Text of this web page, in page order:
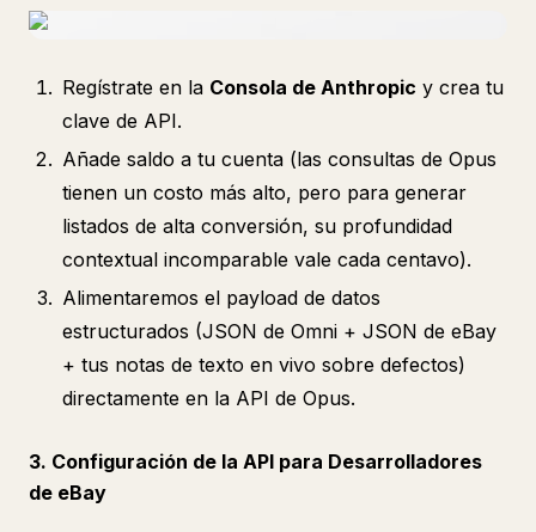
Regístrate en la Consola de Anthropic y crea tu
clave de API.
Añade saldo a tu cuenta (las consultas de Opus
tienen un costo más alto, pero para generar
listados de alta conversión, su profundidad
contextual incomparable vale cada centavo).
Alimentaremos el payload de datos
estructurados (JSON de Omni + JSON de eBay
+ tus notas de texto en vivo sobre defectos)
directamente en la API de Opus.
3. Configuración de la API para Desarrolladores
de eBay